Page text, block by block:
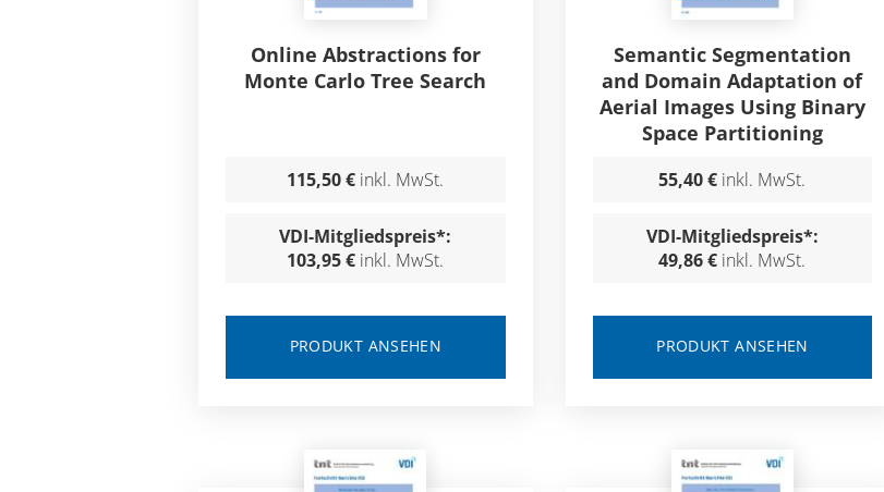
Online Abstractions for
Monte Carlo Tree Search
115,50 € inkl. MwSt.
VDI-Mitgliedspreis*:
103,95 € inkl. MwSt.
PRODUKT ANSEHEN
Semantic Segmentation
and Domain Adaptation of
Aerial Images Using Binary
Space Partitioning
55,40 € inkl. MwSt.
VDI-Mitgliedspreis*:
49,86 € inkl. MwSt.
PRODUKT ANSEHEN